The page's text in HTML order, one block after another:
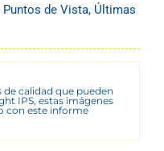
Puntos de Vista, Últimas
calidad que pueden
IPS, estas imágenes
con este informe